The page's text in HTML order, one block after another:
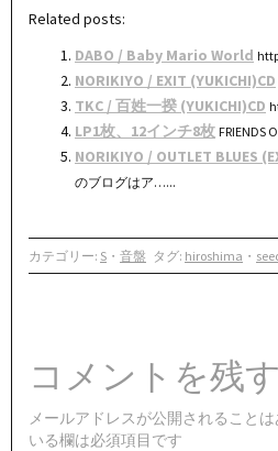
Related posts:
DABO / Baby Mario World
NORIKIYO / EXIT (YUKICHI)CD
TKC / 百姓一揆 (YUKICHI)CD
LP1枚、12インチ8枚 FRIENDS
NORIKIYO / OUTLET BLUES
のブログはア…...
カテゴリー: S ・ 音盤 タグ: hiroshima ・
コメントを残す
メールアドレスが公開されることは
いる欄は必須項目です